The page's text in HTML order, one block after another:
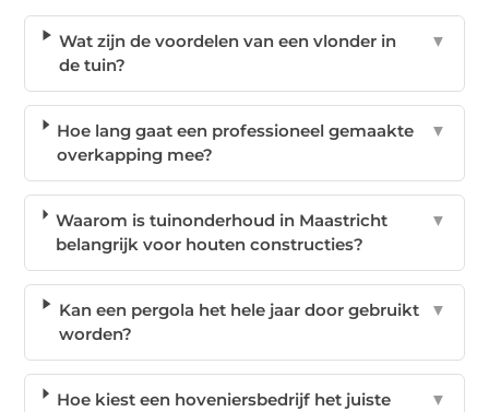
Wat zijn de voordelen van een vlonder in
de tuin?
▼
Hoe lang gaat een professioneel gemaakte
overkapping mee?
▼
Waarom is tuinonderhoud in Maastricht
belangrijk voor houten constructies?
▼
Kan een pergola het hele jaar door gebruikt
worden?
▼
Hoe kiest een hoveniersbedrijf het juiste
▼